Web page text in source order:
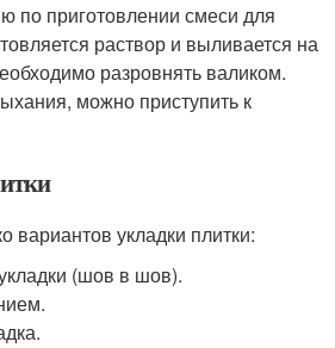
по приготовлении смеси для
раствор и выливается на
разровнять валиком.
можно приступить к
вариантов укладки плитки:
(шов в шов).